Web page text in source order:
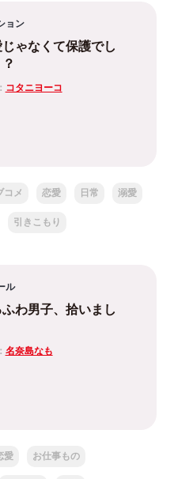
ョン
ゃなくて保護でし
コタニヨーコ
コメ 恋愛 日常 溺愛
引きこもり
ル
ふわ男子、拾いまし
名奈島なも
愛 お仕事もの